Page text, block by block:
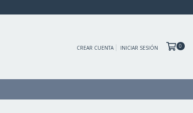
CREAR CUENTA INICIAR SESIÓN 0